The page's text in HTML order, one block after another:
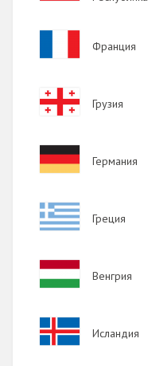
Франция
Image
Грузия
Image
Германия
Image
Греция
Image
Венгрия
Image
Исландия